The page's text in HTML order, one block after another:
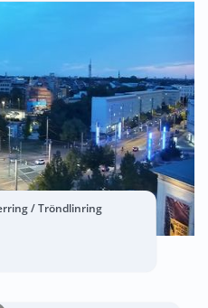
/ Tröndlinring